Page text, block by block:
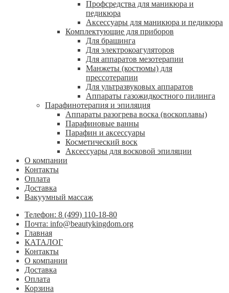
Профсредства для маникюра и
педикюра
Аксессуары для маникюра и педикюра
Комплектующие для приборов
Для брашинга
Для электрокоагуляторов
Для аппаратов мезотерапии
Манжеты (костюмы) для
прессотерапии
Для ультразвуковых аппаратов
Аппараты газожидкостного пилинга
Парафинотерапия и эпиляция
Аппараты разогрева воска (воскоплавы)
Парафиновые ванны
Парафин и аксессуары
Косметический воск
Аксессуары для восковой эпиляции
О компании
Контакты
Оплата
Доставка
Вакуумный массаж
Телефон: 8 (499) 110-18-80
Почта: info@beautykingdom.org
Главная
КАТАЛОГ
Контакты
О компании
Доставка
Оплата
Корзина